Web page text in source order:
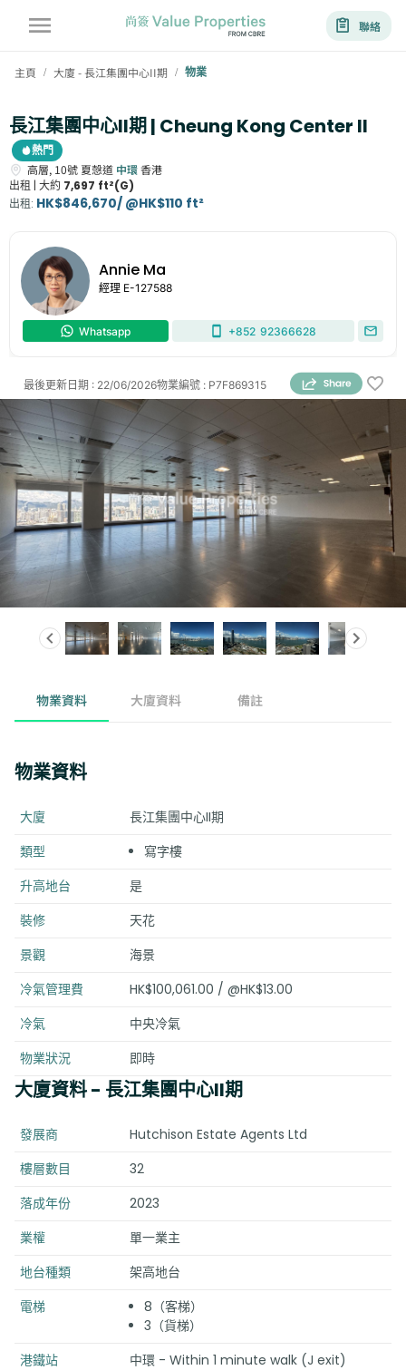
聯絡
主頁 / 大廈 - 長江集團中心II期 / 物業
長江集團中心II期 | Cheung Kong Center II
熱門
高層, 10號 夏愨道 中環香港
出租 | 大約 7,697 ft²(G)
出租: HK$846,670/ @HK$110 ft²
Annie Ma
經理 E-127588
Whatsapp +852 92366628
物業編號 : P7F869315
最後更新日期 : 22/06/2026
物業資料 大廈資料 備註
物業資料
大廈
長江集團中心II期
類型
寫字樓
升高地台
是
裝修
天花
景觀
海景
冷氣管理費
HK$100,061.00 / @HK$13.00
冷氣
中央冷氣
物業狀況
即時
大廈資料- 長江集團中心II期
發展商
Hutchison Estate Agents Ltd
樓層數目
32
落成年份
2023
業權
單一業主
地台種類
架高地台
電梯
8（客梯）
3（貨梯）
港鐵站
中環 - Within 1 minute walk (J exit)